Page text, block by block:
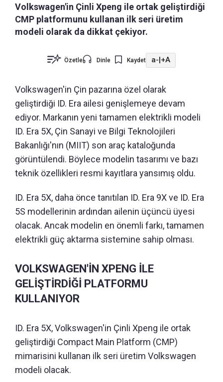
Volkswagen'in Çinli Xpeng ile ortak geliştirdiği
CMP platformunu kullanan ilk seri üretim
modeli olarak da dikkat çekiyor.
Özetle Dinle Kaydet a-|+A
Volkswagen'in Çin pazarına özel olarak
geliştirdiği ID. Era ailesi genişlemeye devam
ediyor. Markanın yeni tamamen elektrikli modeli
ID. Era 5X, Çin Sanayi ve Bilgi Teknolojileri
Bakanlığı'nın (MIIT) son araç kataloğunda
görüntülendi. Böylece modelin tasarımı ve bazı
teknik özellikleri resmi kayıtlara yansımış oldu.
ID. Era 5X, daha önce tanıtılan ID. Era 9X ve ID. Era
5S modellerinin ardından ailenin üçüncü üyesi
olacak. Ancak modelin en önemli farkı, tamamen
elektrikli güç aktarma sistemine sahip olması.
VOLKSWAGEN'İN XPENG İLE
GELİŞTİRDİĞİ PLATFORMU
KULLANIYOR
ID. Era 5X, Volkswagen'in Çinli Xpeng ile ortak
geliştirdiği Compact Main Platform (CMP)
mimarisini kullanan ilk seri üretim Volkswagen
modeli olacak.